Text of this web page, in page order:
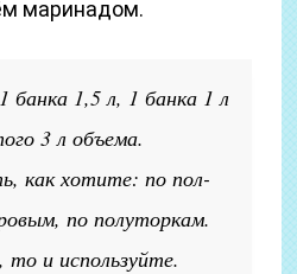
маринадом.
банка 1,5 л, 1 банка 1 л
3 л объема.
как хотите: по пол-
по полуторкам.
то и используйте.